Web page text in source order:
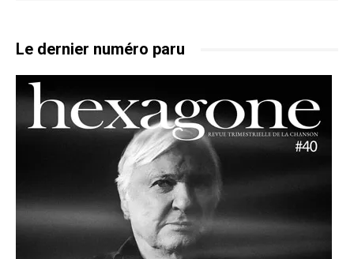
Le dernier numéro paru